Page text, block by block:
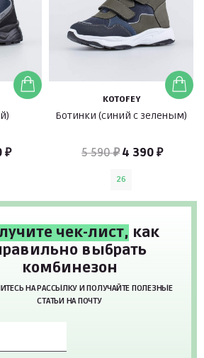
₽
KOTOFEY
Ботинки (синий с зеленым)
5 590 ₽ 4 390 ₽
26
чек-лист, как
выбрать
комбинезон
НА РАССЫЛКУ И ПОЛУЧАЙТЕ ПОЛЕЗНЫЕ
СТАТЬИ НА ПОЧТУ